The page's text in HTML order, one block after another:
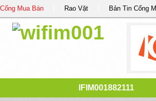
Cổng Mua Bán Rao Vặt Bản Tin Cổng
IFIM001882111